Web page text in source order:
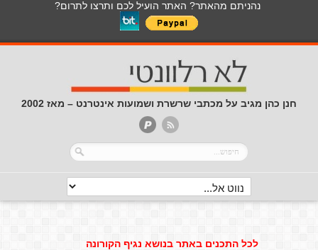
נהניתם מהאתר? האתר הועיל לכם ותרצו לתרום?
חנן כהן מגיב על מכתבי שרשרת ושמועות אינטרנט – מאז 2002
לכל התכנים באתר בנושא נגיף הקורונה